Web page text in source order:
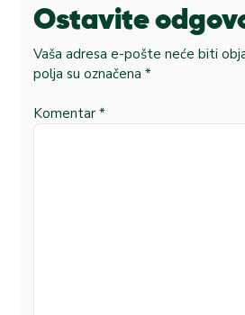
Ostavite
Vaša adresa e-pošte neće biti
polja su označena *
Komentar *